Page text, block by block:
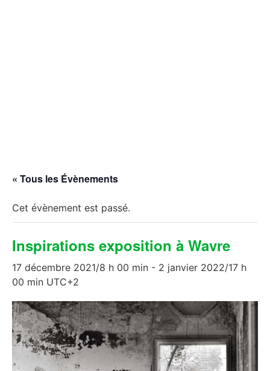
« Tous les Évènements
Cet évènement est passé.
Inspirations exposition à Wavre
17 décembre 2021/8 h 00 min - 2 janvier 2022/17 h
00 min UTC+2